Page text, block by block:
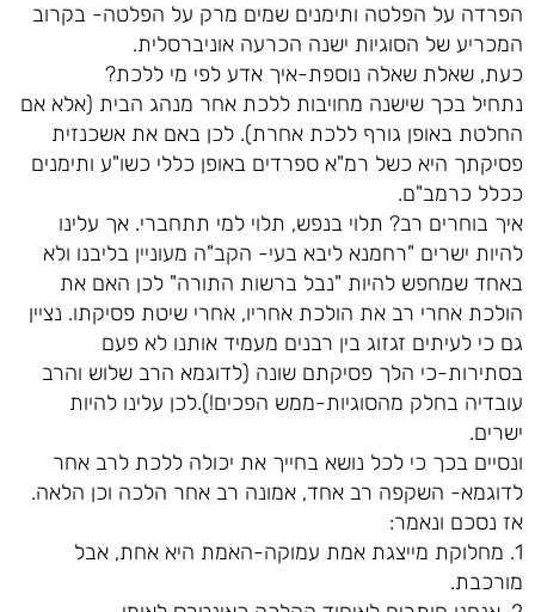
הפרדה על הפלטה ותימנים שמים מרק על הפלטה- בקרוב
המכריע של הסוגיות ישנה הכרעה אוניברסלית.
כעת, שאלת שאלה נוספת-איך אדע לפי מי ללכת?
נתחיל בכך שישנה מחויבות ללכת אחר מנהג הבית (אלא אם
החלטת באופן גורף ללכת אחרת). לכן באם את אשכנזית
פסיקתך היא כשל רמ"א ספרדים באופן כללי כשו"ע ותימנים
ככלל כרמב"ם.
איך בוחרים רב? תלוי בנפש, תלוי למי תתחברי. אך עלינו
להיות ישרים "רחמנא ליבא בעי- הקב"ה מעוניין בליבנו ולא
באחד שמחפש להיות "נבל ברשות התורה" לכן האם את
הולכת אחרי רב את הולכת אחריו, אחרי שיטת פסיקתו. נציין
גם כי לעיתים זגזוג בין רבנים מעמיד אותנו לא פעם
בסתירות-כי הלך פסיקתם שונה (לדוגמא הרב שלוש והרב
עובדיה בחלק מהסוגיות-ממש הפכים!).לכן עלינו להיות
ישרים.
ונסיים בכך כי לכל נושא בחייך את יכולה ללכת לרב אחר
לדוגמא- השקפה רב אחד, אמונה רב אחר הלכה וכן הלאה.
אז נסכם ונאמר:
1. מחלוקת מייצגת אמת עמוקה-האמת היא אחת, אבל
מורכבת.